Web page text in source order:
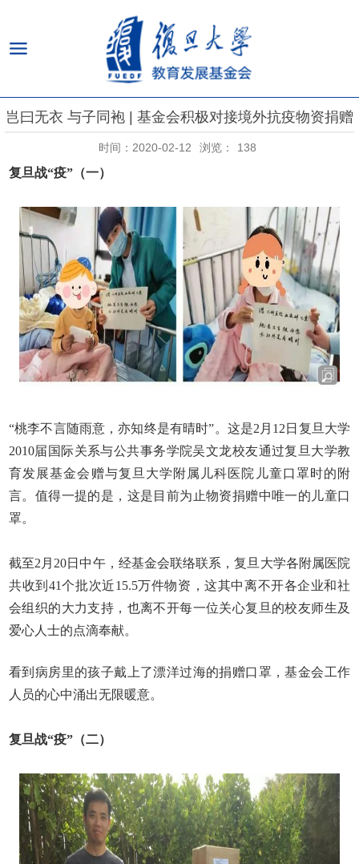
岂曰无衣 与子同袍 | 基金会积极对接境外抗疫物资捐赠
时间：2020-02-12 浏览： 138
复旦战“疫”（一）
“桃李不言随雨意，亦知终是有晴时”。这是2月12日复旦大学
2010届国际关系与公共事务学院吴文龙校友通过复旦大学教
育发展基金会赠与复旦大学附属儿科医院儿童口罩时的附
言。值得一提的是，这是目前为止物资捐赠中唯一的儿童口
罩。
截至2 月 20日中午，经基金会联络联系，复旦大学各附属医院
共收到 41个批次近15.5万件物资，这其中离不开各企业和社
会组织的大力支持，也离不开每一位关心复旦的校友师生及
爱心人士的点滴奉献。
看到病房里的孩子戴上了漂洋过海的捐赠口罩，基金会工作
人员的心中涌出无限暖意。
复旦战“疫”（二）